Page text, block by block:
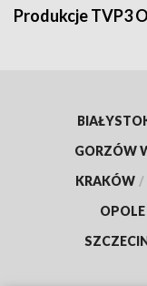
Produkcje TVP3
GORZÓW
KRAKÓW /
OPOLE